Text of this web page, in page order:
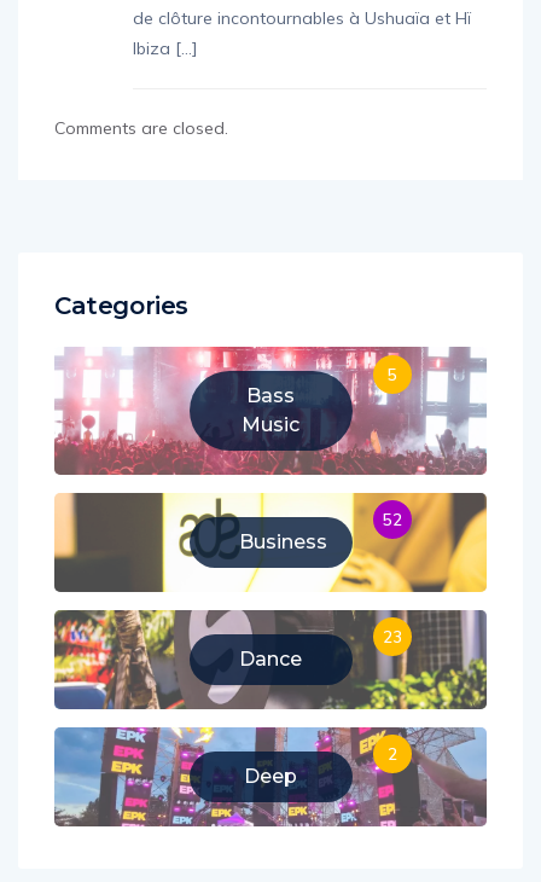
de clôture incontournables à Ushuaïa et Hï
Ibiza […]
Comments are closed.
Categories
Bass
Music
5
Business
52
Dance
23
Deep
2